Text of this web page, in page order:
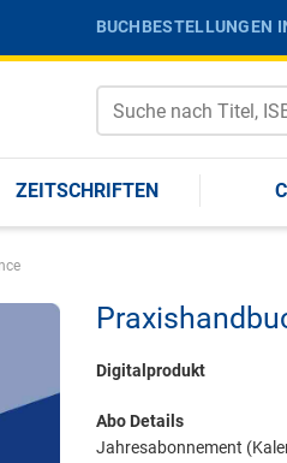
BUCHBESTELLUNGEN
ZEITSCHRIFTEN
Digitalprodukt
Abo Details
Jahresabonnement